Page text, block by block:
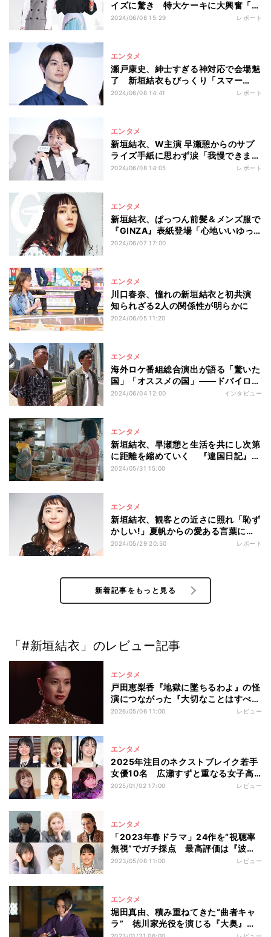
イズに驚き 特大ケーキに大興奮「顔
が付いてます!」
2024/06/08 15:29 レポート
エンタメ
瀬戸康史、紳士すぎる神対応で会場魅
了 新垣結衣もびっくり「スマー
ト!」
2024/06/08 14:41 レポート
エンタメ
新垣結衣、W主演 早瀬憩からのサプ
ライズ手紙に思わず涙「我慢できませ
んでした」
2024/06/08 14:05 レポート
エンタメ
新垣結衣、ぱっつん前髪＆メンズ服で
『GINZA』表紙登場「心地いいゆっ
たり感でした」
2024/06/07 17:00
エンタメ
川口春奈、憧れの新垣結衣と初共演
知られざる2人の関係性が明らかに
2024/06/05 11:20
エンタメ
海外ロケ番組総合演出が語る「驚いた
国」「オススメの国」――ドバイロケ
が大変な理由は?
2024/06/04 12:00 インタビュー
エンタメ
新垣結衣、早瀬憩と生活を共にし次第
に距離を縮めていく 『違国日記』本
編映像
2024/05/31 15:00
エンタメ
新垣結衣、観客との近さに照れ「恥ず
かしい!」夏帆からの愛ある言葉に思
わずニンマリ
2024/05/29 20:50 レポート
新着記事をもっと見る
「#新垣結衣」のレビュー記事
エンタメ
戸田恵梨香『地獄に墜ちるわよ』の怪
演につながった『大切なことはすべて
君が教えてくれた』 何が彼女の演技
2026/05/06 11:00 レビュー
エンタメ
2025年注目のネクストブレイク若手
女優10名 広瀬すずと重なる女子高
生、抜てき続く10代モデル、『虎に
2025/01/02 17:00 レビュー
エンタメ
「2023年春ドラマ」24作を“視聴率
無視”でガチ採点 最高評価は『波よ
聞いてくれ』『おとなりに銀河』
2023/05/08 11:00 レビュー
エンタメ
堀田真由、積み重ねてきた“曲者キャ
ラ” 徳川家光役を演じる『大奥』で